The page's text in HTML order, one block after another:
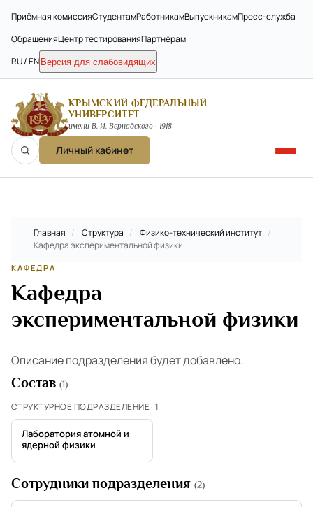
Приёмная комиссияСтудентамРаботникамВыпускникамПресс-служба
ОбращенияЦентр тестированияПартнёрам
RU / EN Версия для слабовидящих
КРЫМСКИЙ ФЕДЕРАЛЬНЫЙ
УНИВЕРСИТЕТ
имени В. И. Вернадского · 1918
Личный кабинет
Главная / Структура / Физико-технический институт /
Кафедра экспериментальной физики
КАФЕДРА
Кафедра
экспериментальной физики
Описание подразделения будет добавлено.
Состав (1)
СТРУКТУРНОЕ ПОДРАЗДЕЛЕНИЕ · 1
Лаборатория атомной и
ядерной физики
Сотрудники подразделения (2)